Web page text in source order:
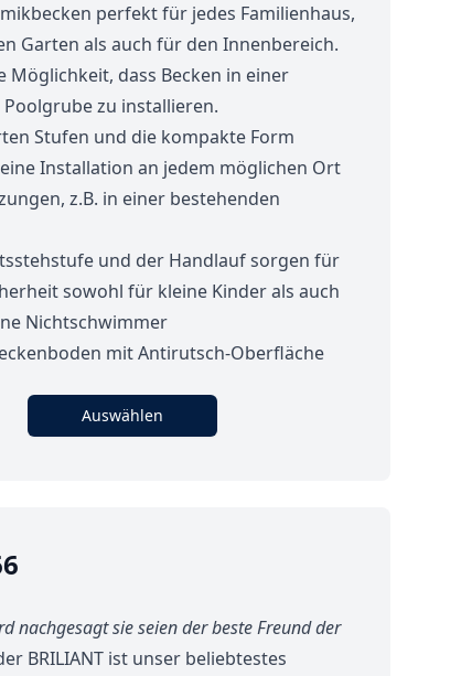
perfekt für jedes Familienhaus,
Garten als auch für den Innenbereich.
Möglichkeit, dass Becken in einer
zu installieren.
Stufen und die kompakte Form
Installation an jedem möglichen Ort
z.B. in einer bestehenden
und der Handlauf sorgen für
sowohl für kleine Kinder als auch
Nichtschwimmer
mit Antirutsch-Oberfläche
Auswählen
nachgesagt sie seien der beste Freund der
BRILIANT ist unser beliebtestes